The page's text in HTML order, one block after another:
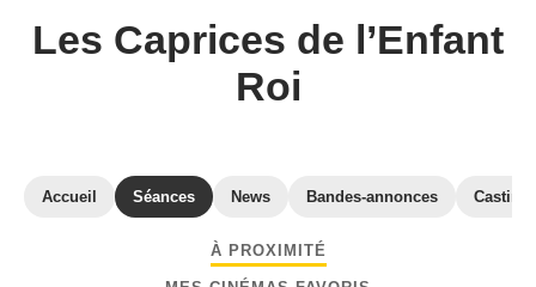
Les Caprices de l’Enfant
Roi
Accueil Séances News Bandes-annonces Casting
À PROXIMITÉ